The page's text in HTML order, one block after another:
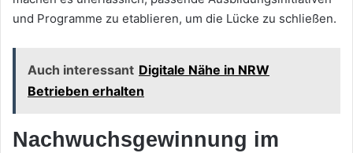
und Programme zu etablieren, um die Lücke zu schließen.
Auch interessant Digitale Nähe in NRW
Betrieben erhalten
Nachwuchsgewinnung im